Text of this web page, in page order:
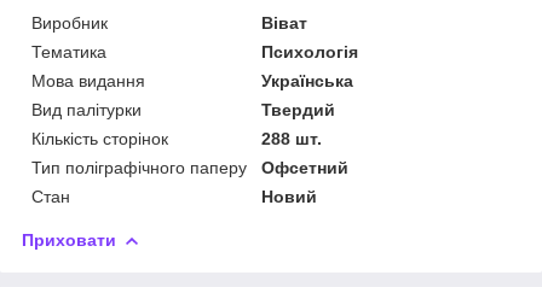
Виробник
Віват
Тематика
Психологія
Мова видання
Українська
Вид палітурки
Твердий
Кількість сторінок
288 шт.
Тип поліграфічного паперу
Офсетний
Стан
Новий
Приховати